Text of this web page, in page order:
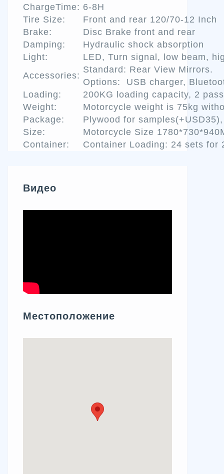
ChargeTime: 6-8H
Tire Size:
Front and rear 120/70-12 Inch
Brake:
Disc Brake front and rear
Damping:
Hydraulic shock absorption
Light:
LED, Turn signal, low beam,
Accessories:
Standard: Rear View Mirrors.
Options: USB charger,
Loading:
200KG loading capacity, 2
Weight:
Motorcycle weight is 75kg
Package:
Plywood for
Size:
Motorcycle Size
Container:
Container Loading: 24 sets for
Видео
Местоположение